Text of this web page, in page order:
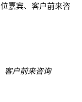
嘉宾、客户前来咨
客户前来咨询